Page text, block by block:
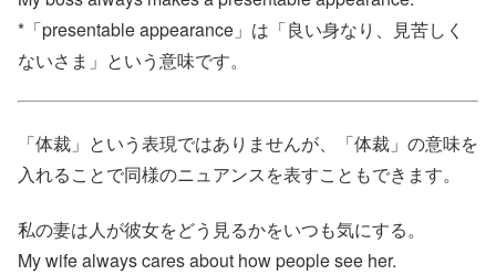
*「presentable appearance」は「良い身なり、見苦しく
ないさま」という意味です。
「体裁」という表現ではありませんが、「体裁」の意味を
入れることで同様のニュアンスを表すこともできます。
私の妻は人が彼女をどう見るかをいつも気にする。
My wife always cares about how people see her.